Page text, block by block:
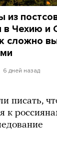
из
в Чехию и
сложно
6 дней назад
писать,
к